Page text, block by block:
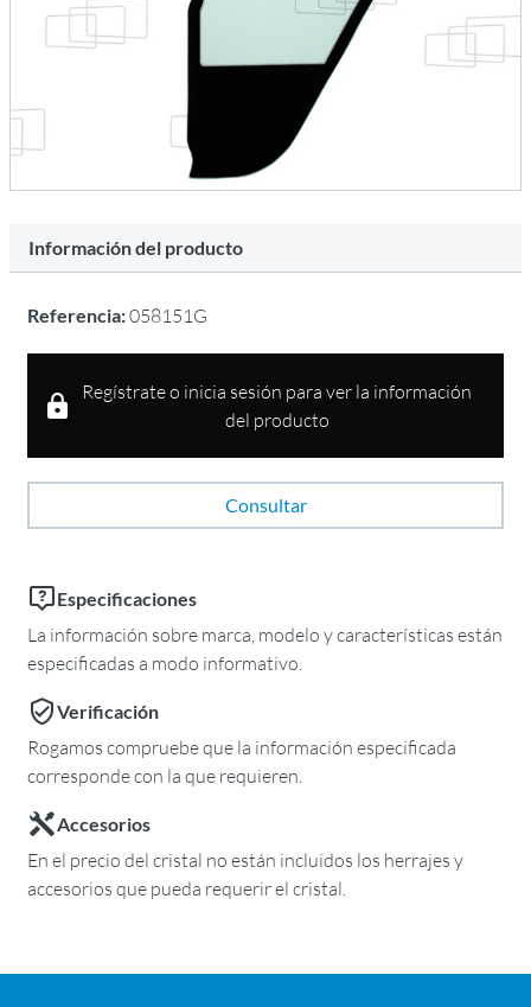
Información del producto
Referencia:058151G
Regístrate o inicia sesión para ver la información
del producto
Consultar
Especificaciones
La información sobre marca, modelo y características están
especificadas a modo informativo.
Verificación
Rogamos compruebe que la información especificada
corresponde con la que requieren.
Accesorios
En el precio del cristal no están incluidos los herrajes y
accesorios que pueda requerir el cristal.